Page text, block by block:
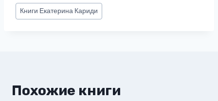
Метки
записи:
Книги Екатерина Кариди
Похожие книги